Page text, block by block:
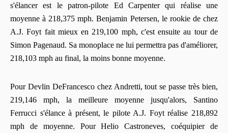
s'élancer est le patron-pilote Ed Carpenter qui réalise une
moyenne à 218,375 mph. Benjamin Petersen, le rookie de chez
A.J. Foyt fait mieux en 219,100 mph, c'est ensuite au tour de
Simon Pagenaud. Sa monoplace ne lui permettra pas d'améliorer,
218,103 mph au final, la moins bonne moyenne.
Pour Devlin DeFrancesco chez Andretti, tout se passe très bien,
219,146 mph, la meilleure moyenne jusqu'alors, Santino
Ferrucci s'élance à présent, le pilote A.J. Foyt réalise 218,892
mph de moyenne. Pour Helio Castroneves, coéquipier de